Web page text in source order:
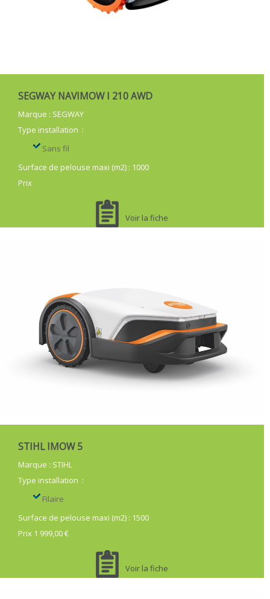
SEGWAY NAVIMOW I 210 AWD
Marque : SEGWAY
Type installation :
Sans fil
Surface de pelouse maxi (m2) : 1000
Prix
Voir la fiche
STIHL IMOW 5
Marque : STIHL
Type installation :
Filaire
Surface de pelouse maxi (m2) : 1500
Prix 1 999,00 €
Voir la fiche